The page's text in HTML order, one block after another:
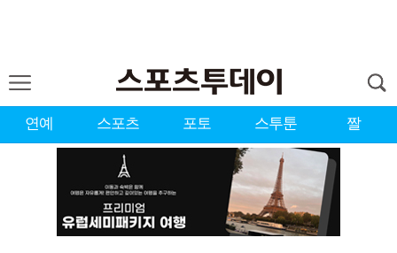
연예 스포츠 포토 스투툰 짤